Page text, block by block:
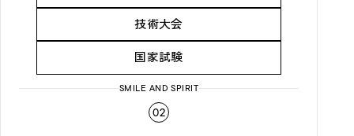
技術大会
国家試験
SMILE AND SPIRIT
02